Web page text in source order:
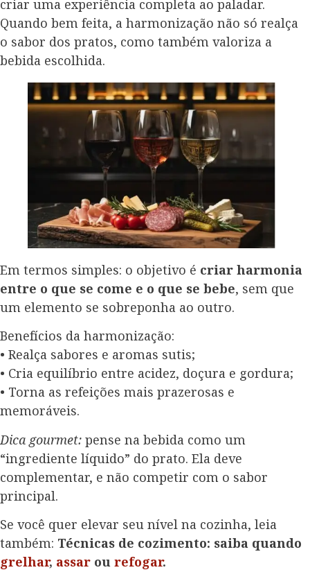
criar uma experiência completa ao paladar.
Quando bem feita, a harmonização não só realça
o sabor dos pratos, como também valoriza a
bebida escolhida.
Em termos simples: o objetivo é criar harmonia
entre o que se come e o que se bebe, sem que
um elemento se sobreponha ao outro.
Benefícios da harmonização:
• Realça sabores e aromas sutis;
• Cria equilíbrio entre acidez, doçura e gordura;
• Torna as refeições mais prazerosas e
memoráveis.
Dica gourmet: pense na bebida como um
“ingrediente líquido” do prato. Ela deve
complementar, e não competir com o sabor
principal.
Se você quer elevar seu nível na cozinha, leia
também: Técnicas de cozimento: saiba quando
grelhar, assar ou refogar.